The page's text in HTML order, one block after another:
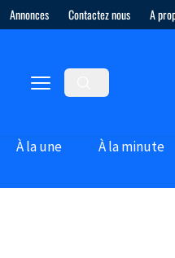
Annonces Contactez nous A
À la une À la minute